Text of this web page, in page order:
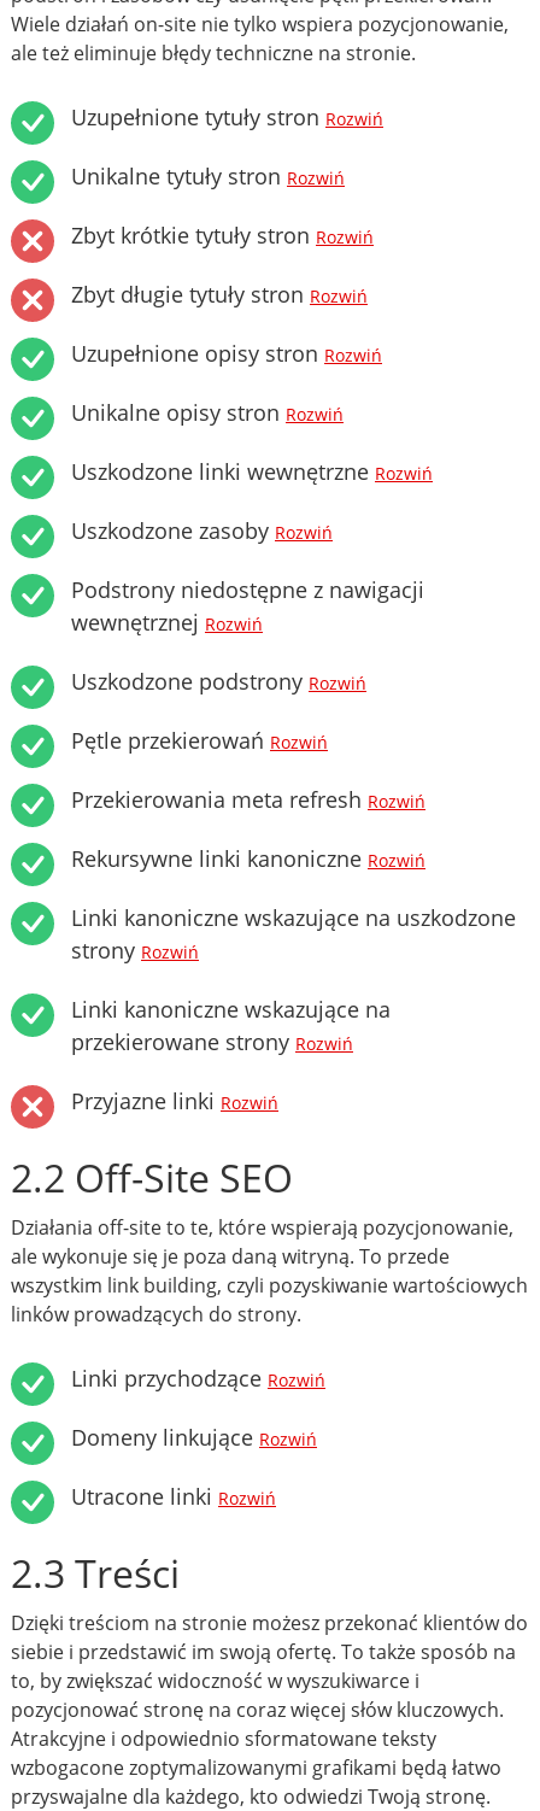
Wiele działań on-site nie tylko wspiera pozycjonowanie,
ale też eliminuje błędy techniczne na stronie.
Uzupełnione tytuły stron Rozwiń
Unikalne tytuły stron Rozwiń
Zbyt krótkie tytuły stron Rozwiń
Zbyt długie tytuły stron Rozwiń
Uzupełnione opisy stron Rozwiń
Unikalne opisy stron Rozwiń
Uszkodzone linki wewnętrzne Rozwiń
Uszkodzone zasoby Rozwiń
Podstrony niedostępne z nawigacji
wewnętrznej Rozwiń
Uszkodzone podstrony Rozwiń
Pętle przekierowań Rozwiń
Przekierowania meta refresh Rozwiń
Rekursywne linki kanoniczne Rozwiń
Linki kanoniczne wskazujące na uszkodzone
strony Rozwiń
Linki kanoniczne wskazujące na
przekierowane strony Rozwiń
Przyjazne linki Rozwiń
2.2 Off-Site SEO
Działania off-site to te, które wspierają pozycjonowanie,
ale wykonuje się je poza daną witryną. To przede
wszystkim link building, czyli pozyskiwanie wartościowych
linków prowadzących do strony.
Linki przychodzące Rozwiń
Domeny linkujące Rozwiń
Utracone linki Rozwiń
2.3 Treści
Dzięki treściom na stronie możesz przekonać klientów do
siebie i przedstawić im swoją ofertę. To także sposób na
to, by zwiększać widoczność w wyszukiwarce i
pozycjonować stronę na coraz więcej słów kluczowych.
Atrakcyjne i odpowiednio sformatowane teksty
wzbogacone zoptymalizowanymi grafikami będą łatwo
przyswajalne dla każdego, kto odwiedzi Twoją stronę.